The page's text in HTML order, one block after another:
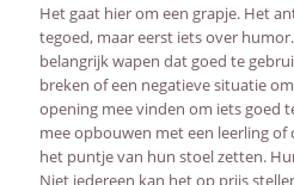
Het gaat hier om een grapje. Het
tegoed, maar eerst iets over
belangrijk wapen dat goed te
breken of een negatieve situatie
opening mee vinden om iets goed
mee opbouwen met een leerling of
het puntje van hun stoel zetten.
Niet iedereen kan het op prijs